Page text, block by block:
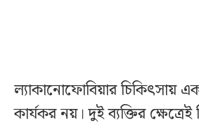
ল্যাকানোফোবিয়ার চিকিৎসায়
কার্যকর নয়। দুই ব্যক্তির ক্ষেত্রেই